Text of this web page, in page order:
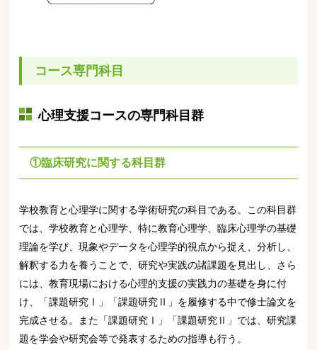
コース専門科目
心理支援コースの専門科目群
①臨床研究に関する科目群
学校教育と心理学に関する学術研究の科目である。この科目群
では、学校教育と心理学、特に教育心理学、臨床心理学の基礎
理論を学び、現象やデータを心理学的視点から捉え、分析し、
解釈する力を養うことで、研究や実践の諸課題を見出し、さら
には、教育現場における心理的支援の実践力の基礎を身に付
け、「課題研究Ⅰ」「課題研究Ⅱ」を履修する中で修士論文を
完成させる。また「課題研究Ⅰ」「課題研究Ⅱ」では、研究課
題を学会や研究会等で発表するための指導も行う。